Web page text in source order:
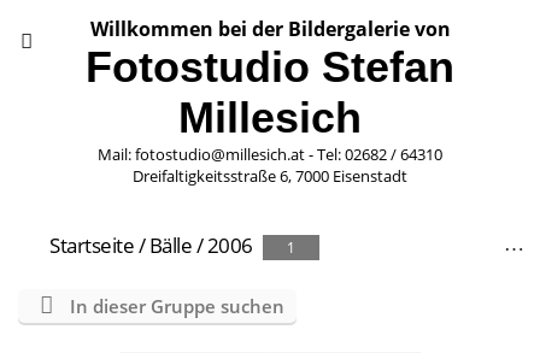
Willkommen bei der Bildergalerie von
Fotostudio Stefan
Millesich
Mail: fotostudio@millesich.at - Tel: 02682 / 64310
Dreifaltigkeitsstraße 6, 7000 Eisenstadt
Startseite/Bälle/2006 1
In dieser Gruppe suchen